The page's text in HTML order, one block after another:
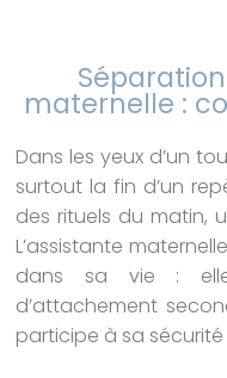
maternelle :
Dans les yeux d’un
surtout la fin d’un
des rituels du matin,
L’assistante
dans sa vie :
d’attachement
participe à sa